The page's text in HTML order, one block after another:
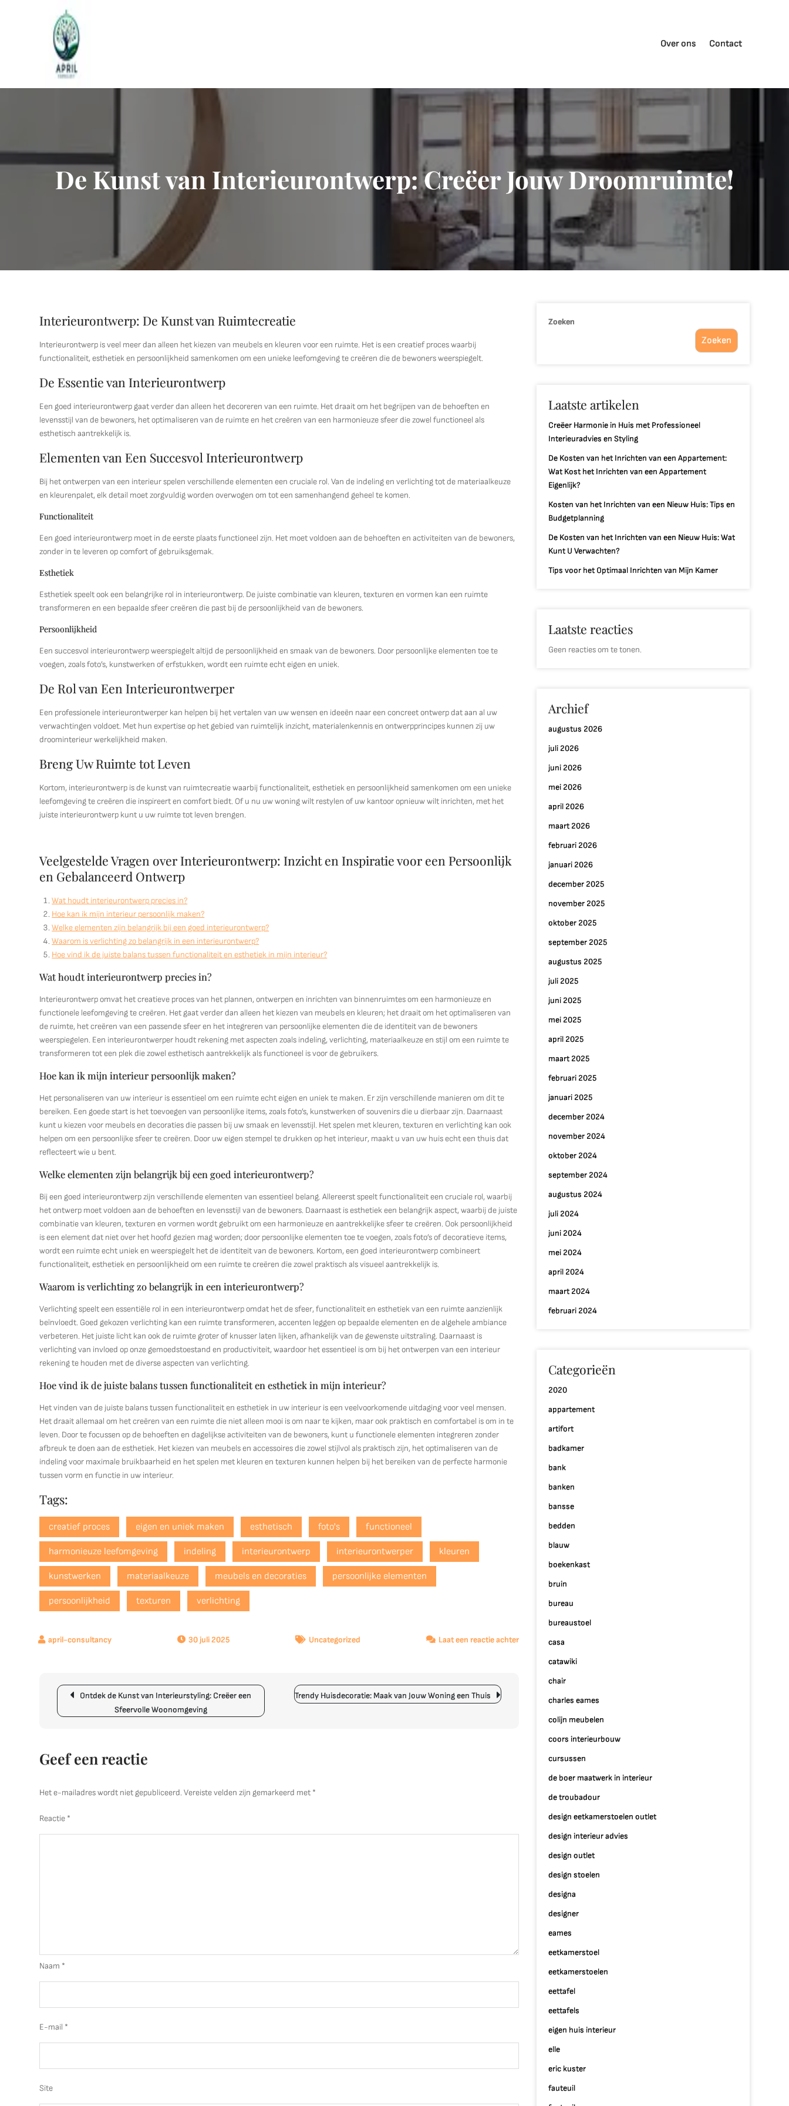
Over ons Contact
De Kunst van Interieurontwerp: Creëer Jouw Droomruimte!
Interieurontwerp: De Kunst van Ruimtecreatie
Interieurontwerp is veel meer dan alleen het kiezen van meubels en kleuren voor een ruimte. Het is een creatief proces waarbij
functionaliteit, esthetiek en persoonlijkheid samenkomen om een unieke leefomgeving te creëren die de bewoners weerspiegelt.
De Essentie van Interieurontwerp
Een goed interieurontwerp gaat verder dan alleen het decoreren van een ruimte. Het draait om het begrijpen van de behoeften en
levensstijl van de bewoners, het optimaliseren van de ruimte en het creëren van een harmonieuze sfeer die zowel functioneel als
esthetisch aantrekkelijk is.
Elementen van Een Succesvol Interieurontwerp
Bij het ontwerpen van een interieur spelen verschillende elementen een cruciale rol. Van de indeling en verlichting tot de materiaalkeuze
en kleurenpalet, elk detail moet zorgvuldig worden overwogen om tot een samenhangend geheel te komen.
Functionaliteit
Een goed interieurontwerp moet in de eerste plaats functioneel zijn. Het moet voldoen aan de behoeften en activiteiten van de bewoners,
zonder in te leveren op comfort of gebruiksgemak.
Esthetiek
Esthetiek speelt ook een belangrijke rol in interieurontwerp. De juiste combinatie van kleuren, texturen en vormen kan een ruimte
transformeren en een bepaalde sfeer creëren die past bij de persoonlijkheid van de bewoners.
Persoonlijkheid
Een succesvol interieurontwerp weerspiegelt altijd de persoonlijkheid en smaak van de bewoners. Door persoonlijke elementen toe te
voegen, zoals foto’s, kunstwerken of erfstukken, wordt een ruimte echt eigen en uniek.
De Rol van Een Interieurontwerper
Een professionele interieurontwerper kan helpen bij het vertalen van uw wensen en ideeën naar een concreet ontwerp dat aan al uw
verwachtingen voldoet. Met hun expertise op het gebied van ruimtelijk inzicht, materialenkennis en ontwerpprincipes kunnen zij uw
droominterieur werkelijkheid maken.
Breng Uw Ruimte tot Leven
Kortom, interieurontwerp is de kunst van ruimtecreatie waarbij functionaliteit, esthetiek en persoonlijkheid samenkomen om een unieke
leefomgeving te creëren die inspireert en comfort biedt. Of u nu uw woning wilt restylen of uw kantoor opnieuw wilt inrichten, met het
juiste interieurontwerp kunt u uw ruimte tot leven brengen.
Veelgestelde Vragen over Interieurontwerp: Inzicht en Inspiratie voor een Persoonlijk
en Gebalanceerd Ontwerp
Wat houdt interieurontwerp precies in?
Hoe kan ik mijn interieur persoonlijk maken?
Welke elementen zijn belangrijk bij een goed interieurontwerp?
Waarom is verlichting zo belangrijk in een interieurontwerp?
Hoe vind ik de juiste balans tussen functionaliteit en esthetiek in mijn interieur?
Wat houdt interieurontwerp precies in?
Interieurontwerp omvat het creatieve proces van het plannen, ontwerpen en inrichten van binnenruimtes om een harmonieuze en
functionele leefomgeving te creëren. Het gaat verder dan alleen het kiezen van meubels en kleuren; het draait om het optimaliseren van
de ruimte, het creëren van een passende sfeer en het integreren van persoonlijke elementen die de identiteit van de bewoners
weerspiegelen. Een interieurontwerper houdt rekening met aspecten zoals indeling, verlichting, materiaalkeuze en stijl om een ruimte te
transformeren tot een plek die zowel esthetisch aantrekkelijk als functioneel is voor de gebruikers.
Hoe kan ik mijn interieur persoonlijk maken?
Het personaliseren van uw interieur is essentieel om een ruimte echt eigen en uniek te maken. Er zijn verschillende manieren om dit te
bereiken. Een goede start is het toevoegen van persoonlijke items, zoals foto’s, kunstwerken of souvenirs die u dierbaar zijn. Daarnaast
kunt u kiezen voor meubels en decoraties die passen bij uw smaak en levensstijl. Het spelen met kleuren, texturen en verlichting kan ook
helpen om een persoonlijke sfeer te creëren. Door uw eigen stempel te drukken op het interieur, maakt u van uw huis echt een thuis dat
reflecteert wie u bent.
Welke elementen zijn belangrijk bij een goed interieurontwerp?
Bij een goed interieurontwerp zijn verschillende elementen van essentieel belang. Allereerst speelt functionaliteit een cruciale rol, waarbij
het ontwerp moet voldoen aan de behoeften en levensstijl van de bewoners. Daarnaast is esthetiek een belangrijk aspect, waarbij de juiste
combinatie van kleuren, texturen en vormen wordt gebruikt om een harmonieuze en aantrekkelijke sfeer te creëren. Ook persoonlijkheid
is een element dat niet over het hoofd gezien mag worden; door persoonlijke elementen toe te voegen, zoals foto’s of decoratieve items,
wordt een ruimte echt uniek en weerspiegelt het de identiteit van de bewoners. Kortom, een goed interieurontwerp combineert
functionaliteit, esthetiek en persoonlijkheid om een ruimte te creëren die zowel praktisch als visueel aantrekkelijk is.
Waarom is verlichting zo belangrijk in een interieurontwerp?
Verlichting speelt een essentiële rol in een interieurontwerp omdat het de sfeer, functionaliteit en esthetiek van een ruimte aanzienlijk
beïnvloedt. Goed gekozen verlichting kan een ruimte transformeren, accenten leggen op bepaalde elementen en de algehele ambiance
verbeteren. Het juiste licht kan ook de ruimte groter of knusser laten lijken, afhankelijk van de gewenste uitstraling. Daarnaast is
verlichting van invloed op onze gemoedstoestand en productiviteit, waardoor het essentieel is om bij het ontwerpen van een interieur
rekening te houden met de diverse aspecten van verlichting.
Hoe vind ik de juiste balans tussen functionaliteit en esthetiek in mijn interieur?
Het vinden van de juiste balans tussen functionaliteit en esthetiek in uw interieur is een veelvoorkomende uitdaging voor veel mensen.
Het draait allemaal om het creëren van een ruimte die niet alleen mooi is om naar te kijken, maar ook praktisch en comfortabel is om in te
leven. Door te focussen op de behoeften en dagelijkse activiteiten van de bewoners, kunt u functionele elementen integreren zonder
afbreuk te doen aan de esthetiek. Het kiezen van meubels en accessoires die zowel stijlvol als praktisch zijn, het optimaliseren van de
indeling voor maximale bruikbaarheid en het spelen met kleuren en texturen kunnen helpen bij het bereiken van de perfecte harmonie
tussen vorm en functie in uw interieur.
Tags:
creatief proces eigen en uniek maken esthetisch foto's functioneel
harmonieuze leefomgeving indeling interieurontwerp interieurontwerper kleuren
kunstwerken materiaalkeuze meubels en decoraties persoonlijke elementen
persoonlijkheid texturen verlichting
30 juli 2025 Uncategorized Laat een reactie achterop
Berichtnavigatie
Ontdek de Kunst van Interieurstyling: Creëer een
Sfeervolle Woonomgeving
Trendy Huisdecoratie: Maak van Jouw Woning een Thuis
Geef een reactie
Het e-mailadres wordt niet gepubliceerd. Vereiste velden zijn gemarkeerd met *
Reactie *
Naam *
E-mail *
Site
Zoeken
Zoeken
Laatste artikelen
Creëer Harmonie in Huis met Professioneel
Interieuradvies en Styling
De Kosten van het Inrichten van een Appartement:
Wat Kost het Inrichten van een Appartement
Eigenlijk?
Kosten van het Inrichten van een Nieuw Huis: Tips en
Budgetplanning
De Kosten van het Inrichten van een Nieuw Huis: Wat
Kunt U Verwachten?
Tips voor het Optimaal Inrichten van Mijn Kamer
Laatste reacties
Geen reacties om te tonen.
Archief
augustus 2026
juli 2026
juni 2026
mei 2026
april 2026
maart 2026
februari 2026
januari 2026
december 2025
november 2025
oktober 2025
september 2025
augustus 2025
juli 2025
juni 2025
mei 2025
april 2025
maart 2025
februari 2025
januari 2025
december 2024
november 2024
oktober 2024
september 2024
augustus 2024
juli 2024
juni 2024
mei 2024
april 2024
maart 2024
februari 2024
Categorieën
2020
appartement
artifort
badkamer
bank
banken
bansse
bedden
blauw
boekenkast
bruin
bureau
bureaustoel
casa
catawiki
chair
charles eames
colijn meubelen
coors interieurbouw
cursussen
de boer maatwerk in interieur
de troubadour
design eetkamerstoelen outlet
design interieur advies
design outlet
design stoelen
designa
designer
eames
eetkamerstoel
eetkamerstoelen
eettafel
eettafels
eigen huis interieur
elle
eric kuster
fauteuil